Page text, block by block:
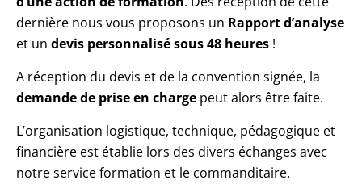
dernière nous vous proposons un Rapport d’analyse
et un devis personnalisé sous 48 heures !
A réception du devis et de la convention signée, la
demande de prise en charge peut alors être faite.
L’organisation logistique, technique, pédagogique et
financière est établie lors des divers échanges avec
notre service formation et le commanditaire.